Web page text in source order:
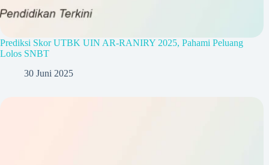
Prediksi Skor UTBK UIN AR-RANIRY 2025, Pahami Peluang
Lolos SNBT
30 Juni 2025